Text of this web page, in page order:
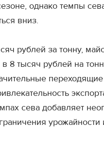
однако темпы
вниз.
рублей за тонну,
8 тысяч рублей на
сева добавляет
урожайности